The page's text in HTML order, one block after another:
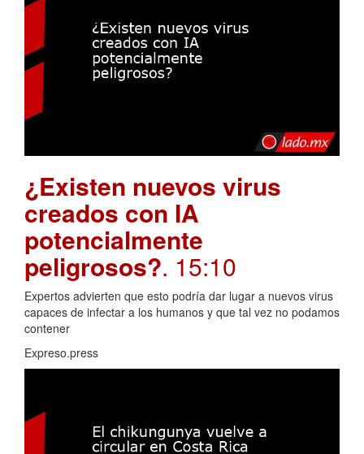
¿Existen nuevos virus
creados con IA
potencialmente
peligrosos?. 15:10
Expertos advierten que esto podría dar lugar a nuevos virus
capaces de infectar a los humanos y que tal vez no podamos
contener
Expreso.press